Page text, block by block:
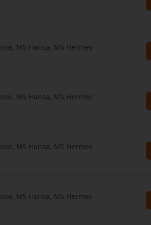
MS Hansa, MS Hermes
MS Hansa, MS Hermes
MS Hansa, MS Hermes
MS Hansa, MS Hermes